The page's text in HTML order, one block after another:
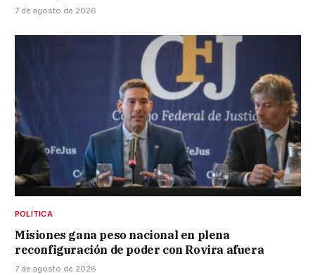
7 de agosto de 2026
POLÍTICA
Misiones gana peso nacional en plena
reconfiguración de poder con Rovira afuera
7 de agosto de 2026